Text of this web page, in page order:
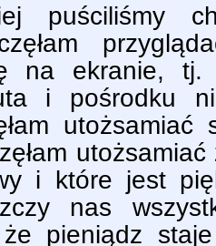
puściliśmy
na ekranie,
i pośrodku
utożsamiać
i które jest
nas
że pieniądz